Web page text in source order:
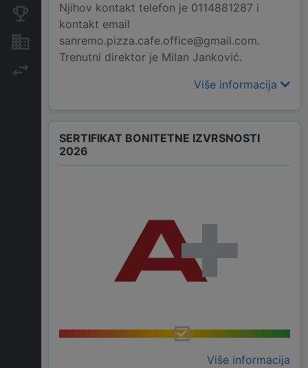
Konkurentske kompanije
Nekretnine i imovina
Njihov kontakt telefon je 0114881287 i
kontakt email
sanremo.pizza.cafe.office@gmail.com.
Trenutni direktor je Milan Janković.
Više informacija
SERTIFIKAT BONITETNE IZVRSNOSTI
2026
Više informacija